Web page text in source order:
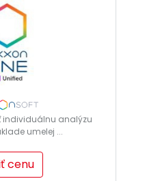
individuálnu analýzu
umelej ...
cenu